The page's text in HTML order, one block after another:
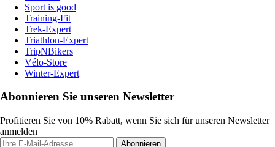
Sport is good
Training-Fit
Trek-Expert
Triathlon-Expert
TripNBikers
Vélo-Store
Winter-Expert
Abonnieren Sie unseren Newsletter
Profitieren Sie von 10% Rabatt, wenn Sie sich für unseren Newsletter
anmelden
Abonnieren